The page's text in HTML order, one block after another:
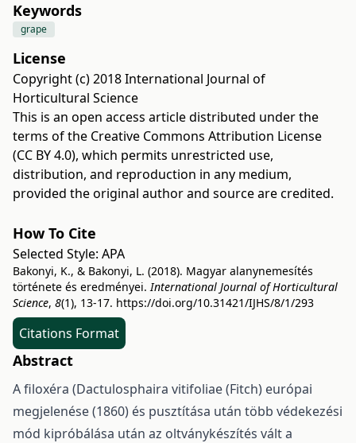
Keywords
grape
License
Copyright (c) 2018 International Journal of
Horticultural Science
This is an open access article distributed under the
terms of the Creative Commons Attribution License
(CC BY 4.0), which permits unrestricted use,
distribution, and reproduction in any medium,
provided the original author and source are credited.
How To Cite
Selected Style: APA
Bakonyi, K., & Bakonyi, L. (2018). Magyar alanynemesítés
története és eredményei.International Journal of Horticultural
Science, 8(1), 13-17. https://doi.org/10.31421/IJHS/8/1/293
Citations Format
Abstract
A filoxéra (Dactulosphaira vitifoliae (Fitch) európai
megjelenése (1860) és pusztítása után több védekezési
mód kipróbálása után az oltványkészítés vált a